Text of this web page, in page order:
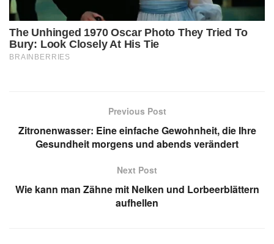
Previous Post
Zitronenwasser: Eine einfache Gewohnheit, die Ihre
Gesundheit morgens und abends verändert
Next Post
Wie kann man Zähne mit Nelken und Lorbeerblättern
aufhellen